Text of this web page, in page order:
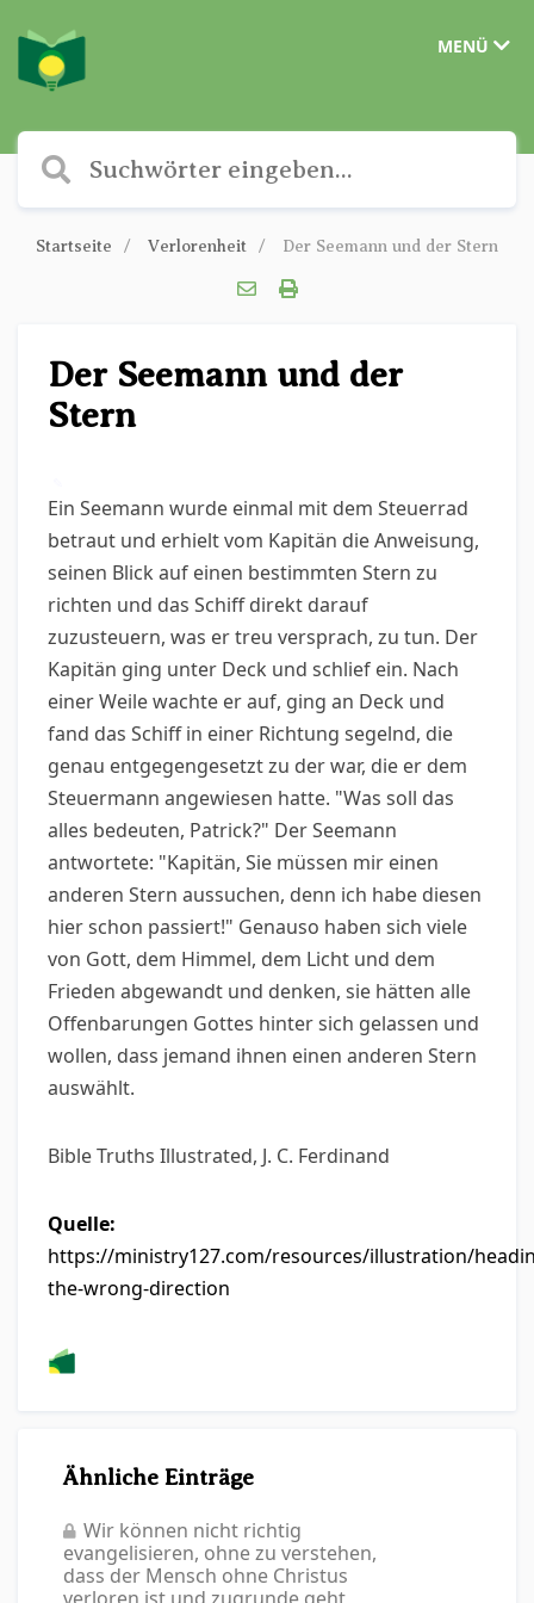
MENÜ
Startseite Verlorenheit Der Seemann und der Stern
Der Seemann und der
Stern
Ein Seemann wurde einmal mit dem Steuerrad
betraut und erhielt vom Kapitän die Anweisung,
seinen Blick auf einen bestimmten Stern zu
richten und das Schiff direkt darauf
zuzusteuern, was er treu versprach, zu tun. Der
Kapitän ging unter Deck und schlief ein. Nach
einer Weile wachte er auf, ging an Deck und
fand das Schiff in einer Richtung segelnd, die
genau entgegengesetzt zu der war, die er dem
Steuermann angewiesen hatte. "Was soll das
alles bedeuten, Patrick?" Der Seemann
antwortete: "Kapitän, Sie müssen mir einen
anderen Stern aussuchen, denn ich habe diesen
hier schon passiert!" Genauso haben sich viele
von Gott, dem Himmel, dem Licht und dem
Frieden abgewandt und denken, sie hätten alle
Offenbarungen Gottes hinter sich gelassen und
wollen, dass jemand ihnen einen anderen Stern
auswählt.
Bible Truths Illustrated, J. C. Ferdinand
Quelle:
https://ministry127.com/resources/illustration/
the-wrong-direction
Ähnliche Einträge
Wir können nicht richtig
evangelisieren, ohne zu verstehen,
dass der Mensch ohne Christus